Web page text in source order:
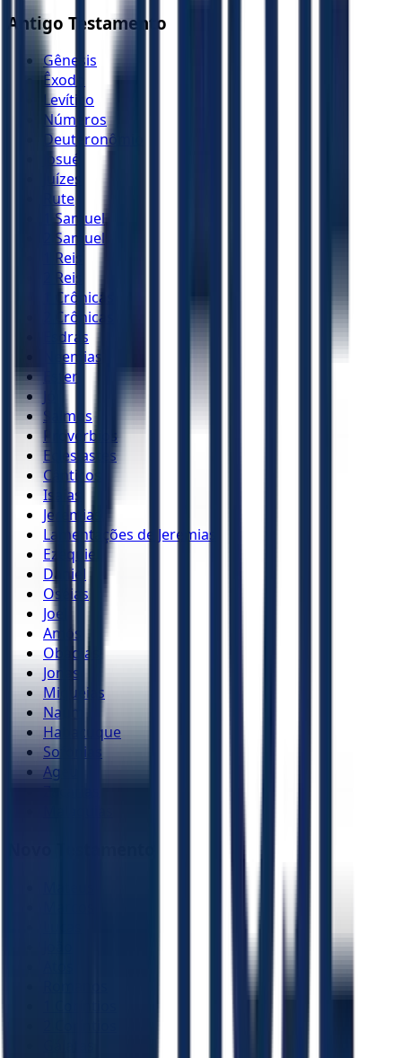
Antigo Testamento
Gênesis
Êxodo
Levítico
Números
Deuteronômio
Josué
Juízes
Rute
1 Samuel
2 Samuel
1 Reis
2 Reis
1 Crônicas
2 Crônicas
Esdras
Neemias
Ester
Salmos
Provérbios
Eclesiastes
Cânticos
Isaías
Jeremias
Lamentações de Jeremias
Ezequiel
Daniel
Oséias
Joel
Amós
Obadias
Jonas
Miquéias
Naum
Habacuque
Sofonias
Ageu